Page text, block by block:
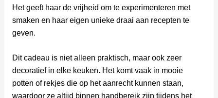
Het geeft haar de vrijheid om te experimenteren met
smaken en haar eigen unieke draai aan recepten te
geven.
Dit cadeau is niet alleen praktisch, maar ook zeer
decoratief in elke keuken. Het komt vaak in mooie
potten of rekjes die op het aanrecht kunnen staan,
waardoor ze altijd binnen handbereik zijn tijdens het